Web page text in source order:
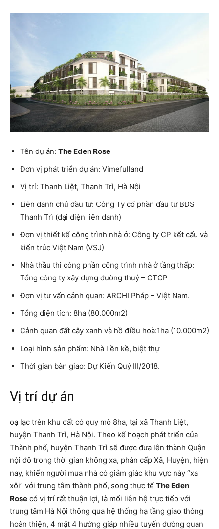
Tên dự án: The Eden Rose
Đơn vị phát triển dự án: Vimefulland
Vị trí: Thanh Liệt, Thanh Trì, Hà Nội
Liên danh chủ đầu tư: Công Ty cổ phần đầu tư BĐS
Thanh Trì (đại diện liên danh)
Đơn vị thiết kế công trình nhà ở: Công ty CP kết cấu và
kiến trúc Việt Nam (VSJ)
Nhà thầu thi công phần công trình nhà ở tầng thấp:
Tổng công ty xây dựng đường thuỷ – CTCP
Đơn vị tư vấn cảnh quan: ARCHI Pháp – Việt Nam.
Tổng diện tích: 8ha (80.000m2)
Cảnh quan đất cây xanh và hồ điều hoà:1ha (10.000m2)
Loại hình sản phẩm: Nhà liền kề, biệt thự
Thời gian bàn giao: Dự Kiến Quý III/2018.
Vị trí dự án
oạ lạc trên khu đất có quy mô 8ha, tại xã Thanh Liệt,
huyện Thanh Trì, Hà Nội. Theo kế hoạch phát triển của
Thành phố, huyện Thanh Trì sẽ được đưa lên thành Quận
nội đô trong thời gian không xa, phân cấp Xã, Huyện, hiện
nay, khiến người mua nhà có giảm giác khu vực này “xa
xôi” với trung tâm thành phố, song thực tế The Eden
Rose có vị trí rất thuận lợi, là mối liên hệ trực tiếp với
trung tâm Hà Nội thông qua hệ thống hạ tầng giao thông
hoàn thiện, 4 mặt 4 hướng giáp nhiều tuyến đường quan